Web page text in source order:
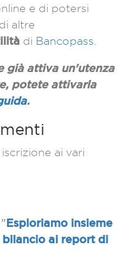
e di potersi
altre
di Bancopass
già attiva un'utenza
potete attivarla
.
ai vari
Esploriamo insieme
bilancio ai report di